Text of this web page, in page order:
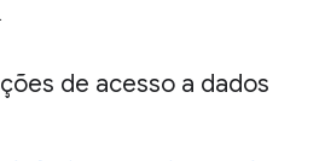
.
de acesso a dados